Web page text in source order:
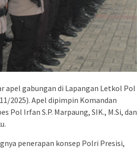
apel gabungan di Lapangan Letkol Pol
2025). Apel dipimpin Komandan
Pol Irfan S.P. Marpaung, SIK., M.Si, dan
penerapan konsep Polri Presisi,